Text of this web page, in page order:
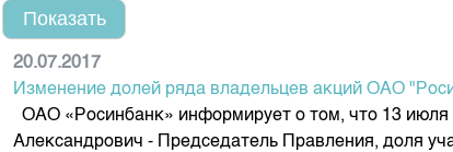
Руководство
Внутренний аудитор
Комитеты
Участники торгов
Аналитика
Финансовый
20.07.2017
Изменение долей ряда владельцев акций ОАО
ОАО «Росинбанк» информирует о том, что 13 июля
Александрович - Председатель Правления, доля